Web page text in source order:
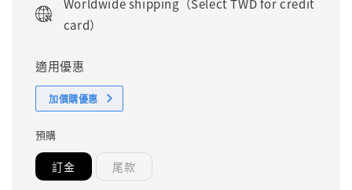
card）
適用優惠
加價購優惠
預購
訂金 尾款